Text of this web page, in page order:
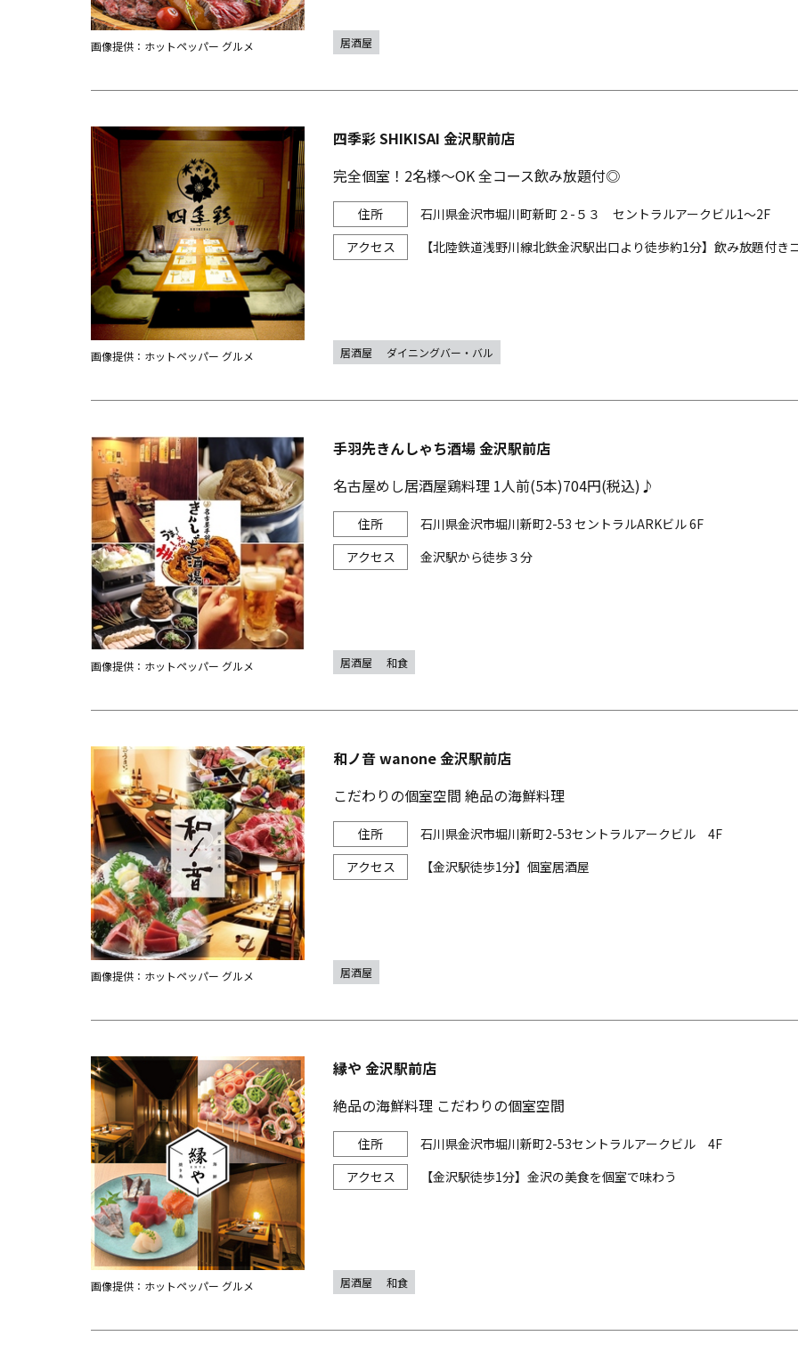
画像提供：ホットペッパー グルメ 居酒屋
四季彩 SHIKISAI 金沢駅前店
完全個室！2名様～OK 全コース飲み放題付◎
石川県金沢市堀川町新町２-５３ セントラルアークビル1～2F
【北陸鉄道浅野川線北鉄金沢駅出口より徒歩約1分】飲み放題付
画像提供：ホットペッパー グルメ 居酒屋 ダイニングバー・バル
手羽先きんしゃち酒場 金沢駅前店
名古屋めし居酒屋鶏料理 1人前(5本)704円(税込)♪
石川県金沢市堀川新町2-53 セントラルARKビル 6F
金沢駅から徒歩３分
画像提供：ホットペッパー グルメ 居酒屋 和食
和ノ音 wanone 金沢駅前店
こだわりの個室空間 絶品の海鮮料理
石川県金沢市堀川新町2-53セントラルアークビル 4F
【金沢駅徒歩1分】個室居酒屋
画像提供：ホットペッパー グルメ 居酒屋
縁や 金沢駅前店
絶品の海鮮料理 こだわりの個室空間
石川県金沢市堀川新町2-53セントラルアークビル 4F
【金沢駅徒歩1分】金沢の美食を個室で味わう
画像提供：ホットペッパー グルメ 居酒屋 和食